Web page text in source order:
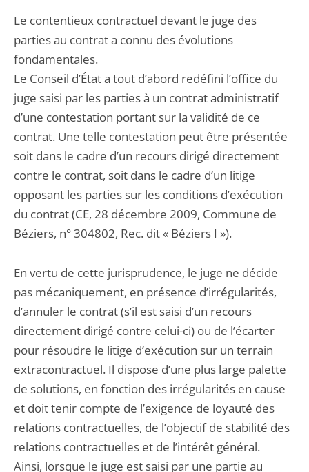
Le contentieux contractuel devant le juge des
parties au contrat a connu des évolutions
fondamentales.
Le Conseil d’État a tout d’abord redéfini l’office du
juge saisi par les parties à un contrat administratif
d’une contestation portant sur la validité de ce
contrat. Une telle contestation peut être présentée
soit dans le cadre d’un recours dirigé directement
contre le contrat, soit dans le cadre d’un litige
opposant les parties sur les conditions d’exécution
du contrat (CE, 28 décembre 2009, Commune de
Béziers, n° 304802, Rec. dit « Béziers I »).
En vertu de cette jurisprudence, le juge ne décide
pas mécaniquement, en présence d’irrégularités,
d’annuler le contrat (s’il est saisi d’un recours
directement dirigé contre celui-ci) ou de l’écarter
pour résoudre le litige d’exécution sur un terrain
extracontractuel. Il dispose d’une plus large palette
de solutions, en fonction des irrégularités en cause
et doit tenir compte de l’exigence de loyauté des
relations contractuelles, de l’objectif de stabilité des
relations contractuelles et de l’intérêt général.
Ainsi, lorsque le juge est saisi par une partie au